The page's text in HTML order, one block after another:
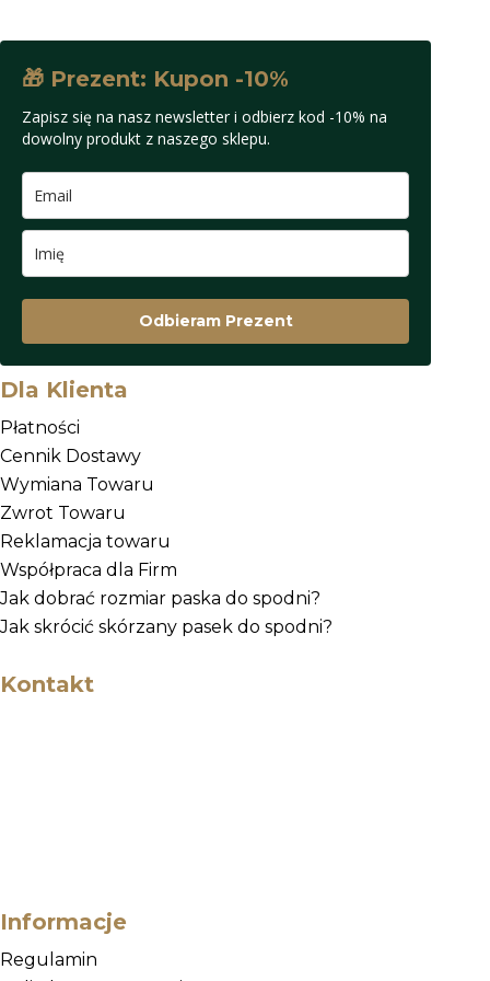
można
wybrać
stronie
produktu
🎁 Prezent: Kupon -10%
Zapisz się na nasz newsletter i odbierz kod -10% na
dowolny produkt z naszego sklepu.
Odbieram Prezent
Dla Klienta
Płatności
Cennik Dostawy
Wymiana Towaru
Zwrot Towaru
Reklamacja towaru
Współpraca dla Firm
Jak dobrać rozmiar paska do spodni?
Jak skrócić skórzany pasek do spodni?
Kontakt
Informacje
Regulamin